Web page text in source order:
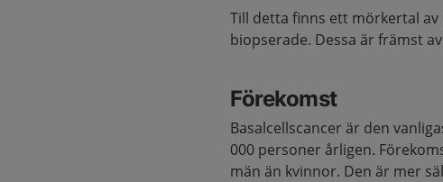
Till detta finns ett mörkertal
biopserade. Dessa är främst
Förekomst
Basalcellscancer är den
000 personer årligen.
män än kvinnor. Den är mer